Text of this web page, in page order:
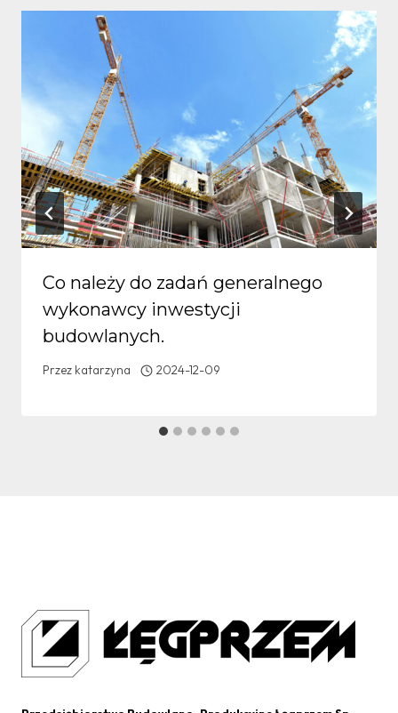
Co należy do zadań generalnego
wykonawcy inwestycji
budowlanych.
Przez katarzyna 2024-12-09